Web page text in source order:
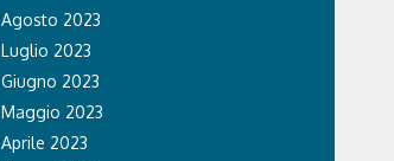
Agosto 2023
Luglio 2023
Giugno 2023
Maggio 2023
Aprile 2023